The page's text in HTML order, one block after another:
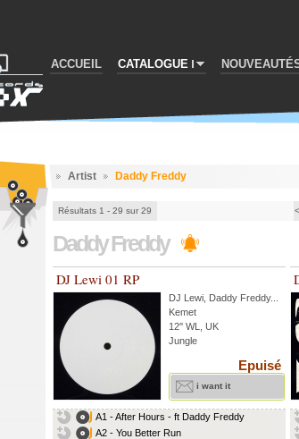
ACCUEIL CATALOGUE
Artist Daddy Freddy
Résultats 1 - 29 sur 29
Daddy Freddy
DJ Lewi 01 RP
DJ Lewi Daddy Freddy...
Kemet
12'' WL, UK
Jungle
Epuisé
i want it
A1 - After Hours - ft Daddy Freddy
A2 - You Better Run